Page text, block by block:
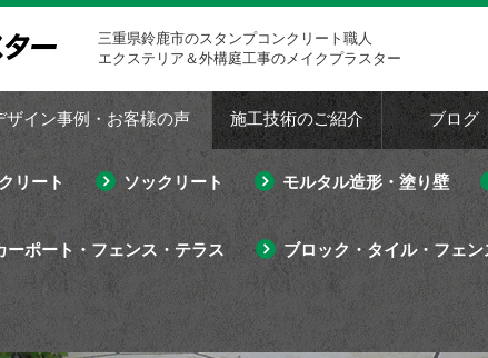
三重県鈴鹿市のスタンプコンクリート職人
エクステリア＆外構庭工事のメイクプラスター
ザイン事例・お客様の声 施工技術のご紹介 ブログ
リート ソックリート モルタル造形・塗り壁
ーポート・フェンス・テラス ブロック・タイル・フェン